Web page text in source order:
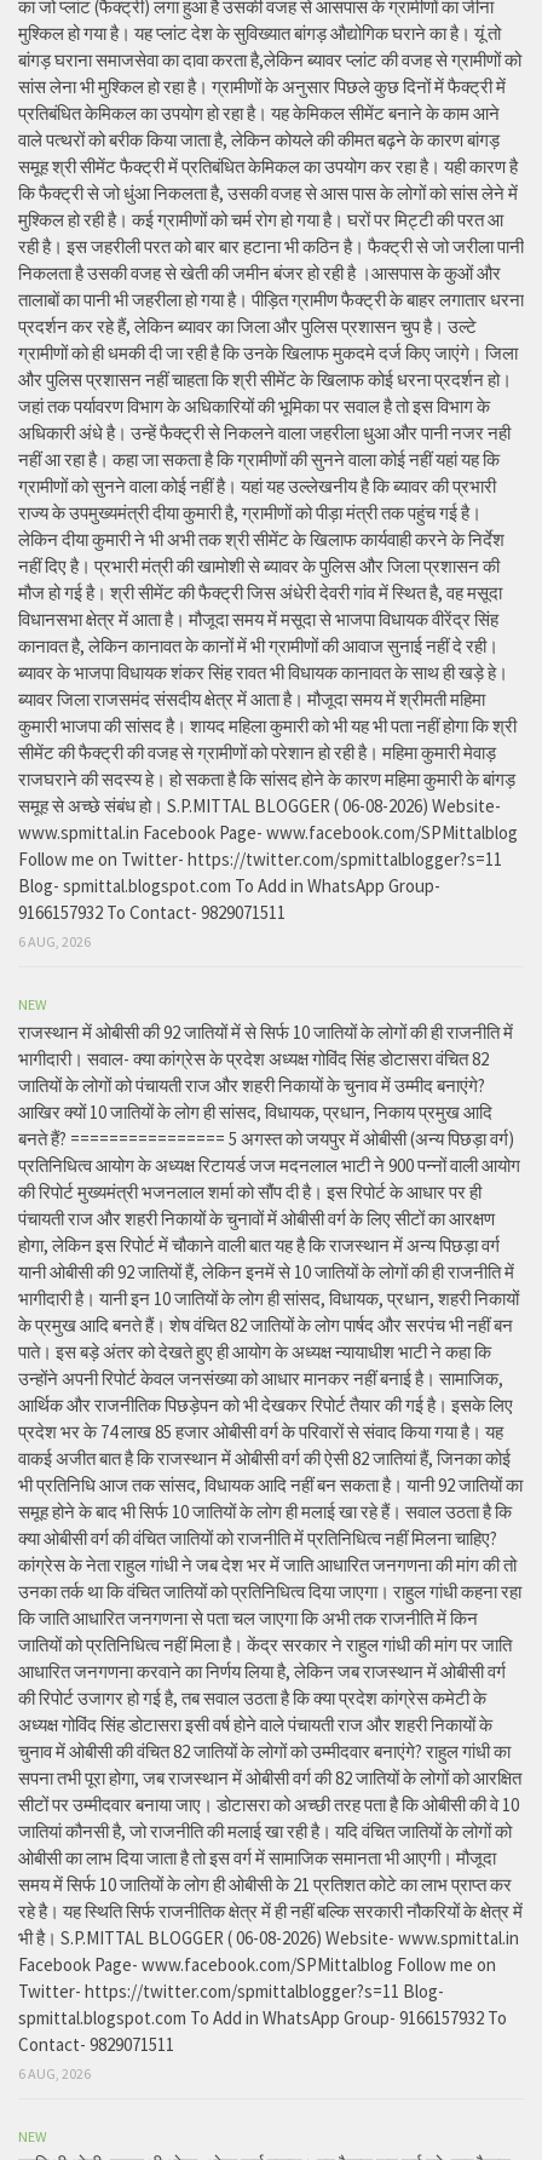
का जो प्लांट (फैक्ट्री) लगा हुआ है उसकी वजह से आसपास के ग्रामीणों का जीना
मुश्किल हो गया है। यह प्लांट देश के सुविख्यात बांगड़ औद्योगिक घराने का है। यूं तो
बांगड़ घराना समाजसेवा का दावा करता है,लेकिन ब्यावर प्लांट की वजह से ग्रामीणों को
सांस लेना भी मुश्किल हो रहा है। ग्रामीणों के अनुसार पिछले कुछ दिनों में फैक्ट्री में
प्रतिबंधित केमिकल का उपयोग हो रहा है। यह केमिकल सीमेंट बनाने के काम आने
वाले पत्थरों को बरीक किया जाता है, लेकिन कोयले की कीमत बढ़ने के कारण बांगड़
समूह श्री सीमेंट फैक्ट्री में प्रतिबंधित केमिकल का उपयोग कर रहा है। यही कारण है
कि फैक्ट्री से जो धुंआ निकलता है, उसकी वजह से आस पास के लोगों को सांस लेने में
मुश्किल हो रही है। कई ग्रामीणों को चर्म रोग हो गया है। घरों पर मिट्टी की परत आ
रही है। इस जहरीली परत को बार बार हटाना भी कठिन है। फैक्ट्री से जो जरीला पानी
निकलता है उसकी वजह से खेती की जमीन बंजर हो रही है ।आसपास के कुओं और
तालाबों का पानी भी जहरीला हो गया है। पीड़ित ग्रामीण फैक्ट्री के बाहर लगातार धरना
प्रदर्शन कर रहे हैं, लेकिन ब्यावर का जिला और पुलिस प्रशासन चुप है। उल्टे
ग्रामीणों को ही धमकी दी जा रही है कि उनके खिलाफ मुकदमे दर्ज किए जाएंगे। जिला
और पुलिस प्रशासन नहीं चाहता कि श्री सीमेंट के खिलाफ कोई धरना प्रदर्शन हो।
जहां तक पर्यावरण विभाग के अधिकारियों की भूमिका पर सवाल है तो इस विभाग के
अधिकारी अंधे है। उन्हें फैक्ट्री से निकलने वाला जहरीला धुआ और पानी नजर नही
नहीं आ रहा है। कहा जा सकता है कि ग्रामीणों की सुनने वाला कोई नहीं यहां यह कि
ग्रामीणों को सुनने वाला कोई नहीं है। यहां यह उल्लेखनीय है कि ब्यावर की प्रभारी
राज्य के उपमुख्यमंत्री दीया कुमारी है, ग्रामीणों को पीड़ा मंत्री तक पहुंच गई है।
लेकिन दीया कुमारी ने भी अभी तक श्री सीमेंट के खिलाफ कार्यवाही करने के निर्देश
नहीं दिए है। प्रभारी मंत्री की खामोशी से ब्यावर के पुलिस और जिला प्रशासन की
मौज हो गई है। श्री सीमेंट की फैक्ट्री जिस अंधेरी देवरी गांव में स्थित है, वह मसूदा
विधानसभा क्षेत्र में आता है। मौजूदा समय में मसूदा से भाजपा विधायक वीरेंद्र सिंह
कानावत है, लेकिन कानावत के कानों में भी ग्रामीणों की आवाज सुनाई नहीं दे रही।
ब्यावर के भाजपा विधायक शंकर सिंह रावत भी विधायक कानावत के साथ ही खड़े हे।
ब्यावर जिला राजसमंद संसदीय क्षेत्र में आता है। मौजूदा समय में श्रीमती महिमा
कुमारी भाजपा की सांसद है। शायद महिला कुमारी को भी यह भी पता नहीं होगा कि श्री
सीमेंट की फैक्ट्री की वजह से ग्रामीणों को परेशान हो रही है। महिमा कुमारी मेवाड़
राजघराने की सदस्य हे। हो सकता है कि सांसद होने के कारण महिमा कुमारी के बांगड़
समूह से अच्छे संबंध हो। S.P.MITTAL BLOGGER ( 06-08-2026) Website-
www.spmittal.in Facebook Page- www.facebook.com/SPMittalblog
Follow me on Twitter- https://twitter.com/spmittalblogger?s=11
Blog- spmittal.blogspot.com To Add in WhatsApp Group-
9166157932 To Contact- 9829071511
6 AUG, 2026
NEW
राजस्थान में ओबीसी की 92 जातियों में से सिर्फ 10 जातियों के लोगों की ही राजनीति में
भागीदारी। सवाल- क्या कांग्रेस के प्रदेश अध्यक्ष गोविंद सिंह डोटासरा वंचित 82
जातियों के लोगों को पंचायती राज और शहरी निकायों के चुनाव में उम्मीद बनाएंगे?
आखिर क्यों 10 जातियों के लोग ही सांसद, विधायक, प्रधान, निकाय प्रमुख आदि
बनते हैं? ================ 5 अगस्त को जयपुर में ओबीसी (अन्य पिछड़ा वर्ग)
प्रतिनिधित्व आयोग के अध्यक्ष रिटायर्ड जज मदनलाल भाटी ने 900 पन्नों वाली आयोग
की रिपोर्ट मुख्यमंत्री भजनलाल शर्मा को सौंप दी है। इस रिपोर्ट के आधार पर ही
पंचायती राज और शहरी निकायों के चुनावों में ओबीसी वर्ग के लिए सीटों का आरक्षण
होगा, लेकिन इस रिपोर्ट में चौकाने वाली बात यह है कि राजस्थान में अन्य पिछड़ा वर्ग
यानी ओबीसी की 92 जातियों हैं, लेकिन इनमें से 10 जातियों के लोगों की ही राजनीति में
भागीदारी है। यानी इन 10 जातियों के लोग ही सांसद, विधायक, प्रधान, शहरी निकायों
के प्रमुख आदि बनते हैं। शेष वंचित 82 जातियों के लोग पार्षद और सरपंच भी नहीं बन
पाते। इस बड़े अंतर को देखते हुए ही आयोग के अध्यक्ष न्यायाधीश भाटी ने कहा कि
उन्होंने अपनी रिपोर्ट केवल जनसंख्या को आधार मानकर नहीं बनाई है। सामाजिक,
आर्थिक और राजनीतिक पिछड़ेपन को भी देखकर रिपोर्ट तैयार की गई है। इसके लिए
प्रदेश भर के 74 लाख 85 हजार ओबीसी वर्ग के परिवारों से संवाद किया गया है। यह
वाकई अजीत बात है कि राजस्थान में ओबीसी वर्ग की ऐसी 82 जातियां हैं, जिनका कोई
भी प्रतिनिधि आज तक सांसद, विधायक आदि नहीं बन सकता है। यानी 92 जातियों का
समूह होने के बाद भी सिर्फ 10 जातियों के लोग ही मलाई खा रहे हैं। सवाल उठता है कि
क्या ओबीसी वर्ग की वंचित जातियों को राजनीति में प्रतिनिधित्व नहीं मिलना चाहिए?
कांग्रेस के नेता राहुल गांधी ने जब देश भर में जाति आधारित जनगणना की मांग की तो
उनका तर्क था कि वंचित जातियों को प्रतिनिधित्व दिया जाएगा। राहुल गांधी कहना रहा
कि जाति आधारित जनगणना से पता चल जाएगा कि अभी तक राजनीति में किन
जातियों को प्रतिनिधित्व नहीं मिला है। केंद्र सरकार ने राहुल गांधी की मांग पर जाति
आधारित जनगणना करवाने का निर्णय लिया है, लेकिन जब राजस्थान में ओबीसी वर्ग
की रिपोर्ट उजागर हो गई है, तब सवाल उठता है कि क्या प्रदेश कांग्रेस कमेटी के
अध्यक्ष गोविंद सिंह डोटासरा इसी वर्ष होने वाले पंचायती राज और शहरी निकायों के
चुनाव में ओबीसी की वंचित 82 जातियों के लोगों को उम्मीदवार बनाएंगे? राहुल गांधी का
सपना तभी पूरा होगा, जब राजस्थान में ओबीसी वर्ग की 82 जातियों के लोगों को आरक्षित
सीटों पर उम्मीदवार बनाया जाए। डोटासरा को अच्छी तरह पता है कि ओबीसी की वे 10
जातियां कौनसी है, जो राजनीति की मलाई खा रही है। यदि वंचित जातियों के लोगों को
ओबीसी का लाभ दिया जाता है तो इस वर्ग में सामाजिक समानता भी आएगी। मौजूदा
समय में सिर्फ 10 जातियों के लोग ही ओबीसी के 21 प्रतिशत कोटे का लाभ प्राप्त कर
रहे है। यह स्थिति सिर्फ राजनीतिक क्षेत्र में ही नहीं बल्कि सरकारी नौकरियों के क्षेत्र में
भी है। S.P.MITTAL BLOGGER ( 06-08-2026) Website- www.spmittal.in
Facebook Page- www.facebook.com/SPMittalblog Follow me on
Twitter- https://twitter.com/spmittalblogger?s=11 Blog-
spmittal.blogspot.com To Add in WhatsApp Group- 9166157932 To
Contact- 9829071511
6 AUG, 2026
NEW